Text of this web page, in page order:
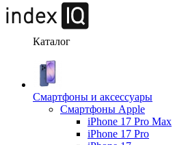
Каталог
Смартфоны и аксессуары
Смартфоны Apple
iPhone 17 Pro Max
iPhone 17 Pro